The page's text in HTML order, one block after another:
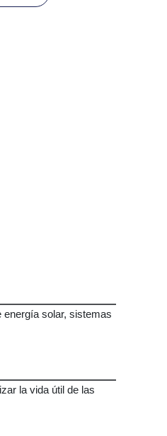
energía solar, sistemas
la vida útil de las